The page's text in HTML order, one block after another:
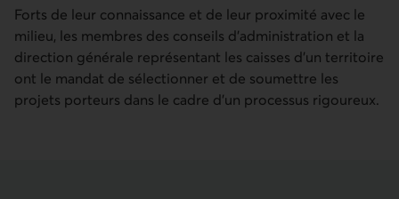
Forts de leur connaissance et de leur proximité avec le
milieu, les membres des conseils d'administration et la
direction générale représentant les caisses d’un territoire
ont le mandat de sélectionner et de soumettre les
projets porteurs dans le cadre d’un processus rigoureux.